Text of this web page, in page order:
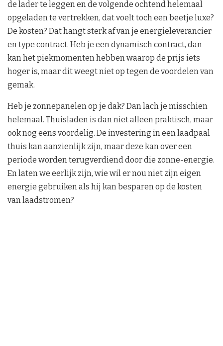
de lader te leggen en de volgende ochtend helemaal
opgeladen te vertrekken, dat voelt toch een beetje luxe?
De kosten? Dat hangt sterk af van je energieleverancier
en type contract. Heb je een dynamisch contract, dan
kan het piekmomenten hebben waarop de prijs iets
hoger is, maar dit weegt niet op tegen de voordelen van
gemak.
Heb je zonnepanelen op je dak? Dan lach je misschien
helemaal. Thuisladen is dan niet alleen praktisch, maar
ook nog eens voordelig. De investering in een laadpaal
thuis kan aanzienlijk zijn, maar deze kan over een
periode worden terugverdiend door die zonne-energie.
En laten we eerlijk zijn, wie wil er nou niet zijn eigen
energie gebruiken als hij kan besparen op de kosten
van laadstromen?